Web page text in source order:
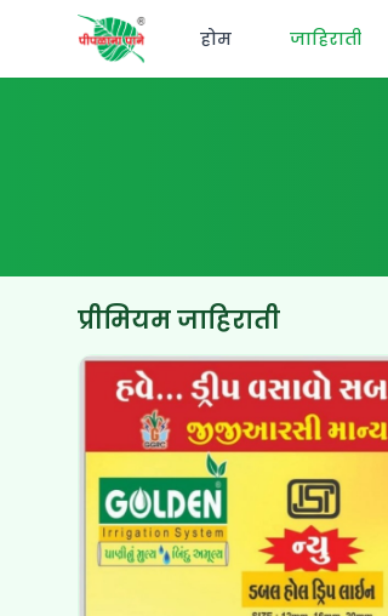
होम जाहिराती
प्रीमियम जाहिराती